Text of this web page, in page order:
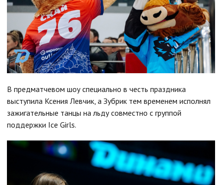
В предматчевом шоу специально в честь праздника
выступила Ксения Левчик, а Зубрик тем временем исполнял
зажигательные танцы на льду совместно с группой
поддержки Ice Girls.